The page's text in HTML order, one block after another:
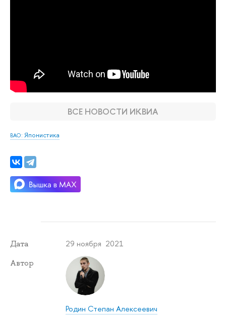
ВСЕ НОВОСТИ ИКВИА
ВАО: Японистика
Дата 29 ноября 2021
Автор
Родин Степан Алексеевич